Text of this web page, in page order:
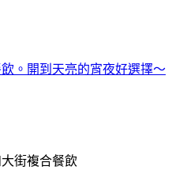
。開到天亮的宵夜好選擇～
街複合餐飲